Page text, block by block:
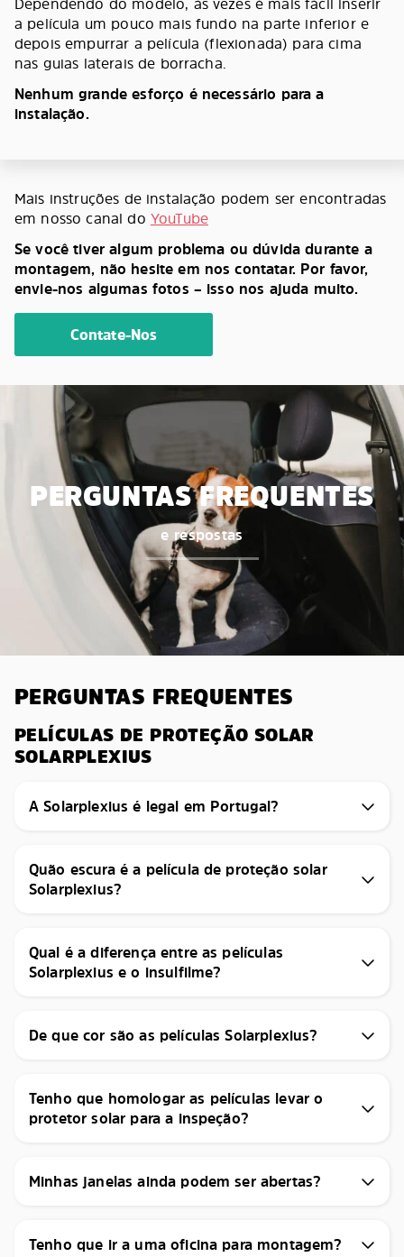
a película um pouco mais fundo na parte inferior e
depois empurrar a película (flexionada) para cima
nas guias laterais de borracha.
Nenhum grande esforço é necessário para a
instalação.
Mais instruções de instalação podem ser encontradas
em nosso canal do YouTube
Se você tiver algum problema ou dúvida durante a
montagem, não hesite em nos contatar. Por favor,
envie-nos algumas fotos – isso nos ajuda muito.
Contate-Nos
PERGUNTAS FREQUENTES
e respostas
PERGUNTAS FREQUENTES
PELÍCULAS DE PROTEÇÃO SOLAR
SOLARPLEXIUS
A Solarplexius é legal em Portugal?
Quão escura é a película de proteção solar
Solarplexius?
Qual é a diferença entre as películas
Solarplexius e o insulfilme?
De que cor são as películas Solarplexius?
Tenho que homologar as películas levar o
protetor solar para a inspeção?
Minhas janelas ainda podem ser abertas?
Tenho que ir a uma oficina para montagem?